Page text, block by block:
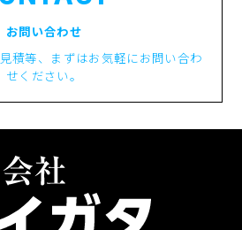
お問い合わせ
積等、まずはお気軽にお問い合わ
せください。